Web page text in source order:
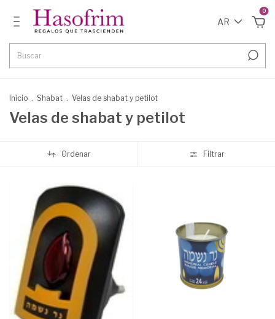
AR
0
Inicio . Shabat . Velas de shabat y petilot
Velas de shabat y petilot
Ordenar Filtrar